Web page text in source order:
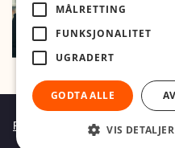
Copyright © 2026
Forretningssystemog
MÅLRETTING
FUNKSJONALITET
UGRADERT
GODTA ALLE
VIS DETALJER